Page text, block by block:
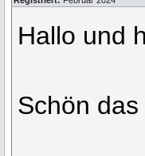
Hallo und
Schön